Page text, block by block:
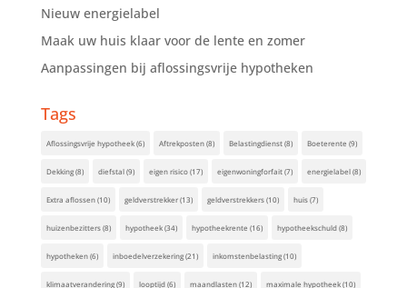
Nieuw energielabel
Maak uw huis klaar voor de lente en zomer
Aanpassingen bij aflossingsvrije hypotheken
Tags
Aflossingsvrije hypotheek(6) Aftrekposten(8) Belastingdienst(8) Boeterente (9)
Dekking(8) diefstal(9) eigen risico(17) eigenwoningforfait(7) energielabel(8)
Extra aflossen(10) geldverstrekker(13) geldverstrekkers(10) huis(7)
huizenbezitters(8) hypotheek(34) hypotheekrente (16) hypotheekschuld(8)
hypotheken(6) inboedelverzekering(21) inkomstenbelasting(10)
klimaatverandering(9) looptijd(6) maandlasten(12) maximale hypotheek(10)